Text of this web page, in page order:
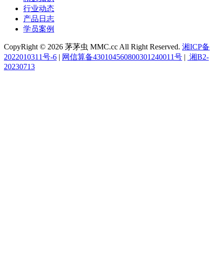
行业动态
产品日志
学员案例
CopyRight © 2026 茅茅虫 MMC.cc All Right Reserved. 湘ICP备
2022010311号-6 | 网信算备430104560800301240011号 | 湘B2-
20230713